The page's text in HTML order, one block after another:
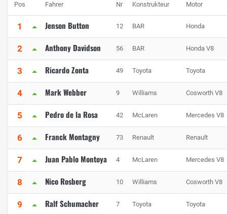
Pos Fahrer Nr Konstrukteur Motor
1 Jenson Button 12 BAR Honda
2 Anthony Davidson 56 BAR Honda V8
3 Ricardo Zonta 49 Toyota Toyota
4 Mark Webber 9 Williams Cosworth V8
5 Pedro de la Rosa 42 McLaren Mercedes V8
6 Franck Montagny 73 Renault Renault
7 Juan Pablo Montoya 4 McLaren Mercedes V8
8 Nico Rosberg 10 Williams Cosworth V8
9 Ralf Schumacher 7 Toyota Toyota